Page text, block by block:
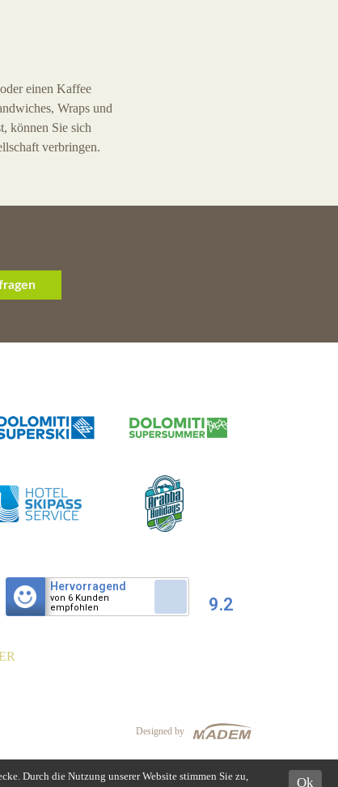
einen Kaffee
Wraps und
können Sie sich
verbringen.
Hervorragend
von 6 Kunden
empfohlen
9.2
Designed by
Durch die Nutzung unserer Website stimmen Sie zu,
Ok